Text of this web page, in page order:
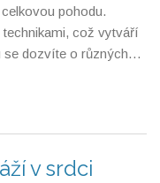
pohodu.
což vytváří
se dozvíte o různých
terapeuta a co
v srdci